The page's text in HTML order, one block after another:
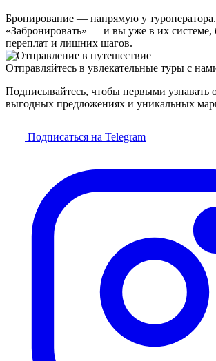
Бронирование — напрямую у
«Забронировать» — и вы уже в их системе,
переплат и лишних шагов.
Отправляйтесь в увлекательные туры с
Подписывайтесь, чтобы первыми узнавать
выгодных предложениях и уникальных
Подписаться на Telegram